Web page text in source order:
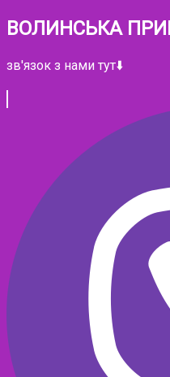
ВОЛИНСЬКА
зв'язок з нами тут⬇️